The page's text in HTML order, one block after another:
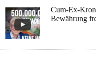
Cum-Ex-
Bewährung